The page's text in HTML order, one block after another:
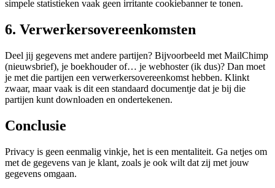
simpele statistieken vaak geen irritante cookiebanner te tonen.
6. Verwerkersovereenkomsten
Deel jij gegevens met andere partijen? Bijvoorbeeld met MailChimp
(nieuwsbrief), je boekhouder of… je webhoster (ik dus)? Dan moet
je met die partijen een verwerkersovereenkomst hebben. Klinkt
zwaar, maar vaak is dit een standaard documentje dat je bij die
partijen kunt downloaden en ondertekenen.
Conclusie
Privacy is geen eenmalig vinkje, het is een mentaliteit. Ga netjes om
met de gegevens van je klant, zoals je ook wilt dat zij met jouw
gegevens omgaan.